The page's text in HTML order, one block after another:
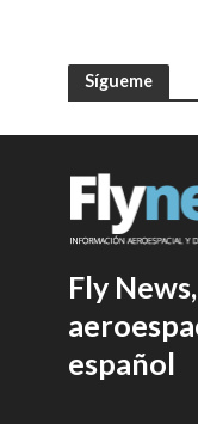
Sígueme
Fly
español